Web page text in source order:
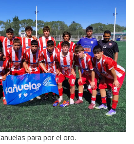
para por el oro.